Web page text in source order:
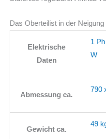
Das Oberteilist in der Neigung
Elektrische
Daten
1
W
Abmessung ca.
790
Gewicht ca.
49